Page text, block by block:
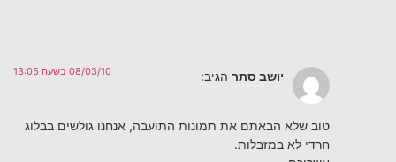
יושב סתר הגיב: 08/03/10 בשעה 13:05
טוב שלא הבאתם את תמונות התועבה, אנחנו גולשים בבלוג
חרדי לא במזבלות.